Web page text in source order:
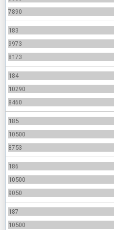
7890
183
9973
8173
184
10290
8460
185
10500
8753
186
10500
9050
187
10500